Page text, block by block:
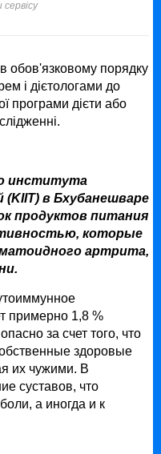
обов'язковому порядку
і дієтологами до
програми дієти або
института
в Бхубанешваре
продуктов питания
которые
артрита,
примерно 1,8 %
за счет того, что
здоровые
их чужими. В
суставов, что
а иногда и к